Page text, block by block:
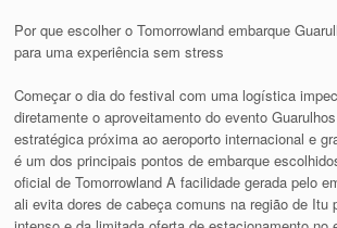
Por que escolher o Tomorrowland embarque
para uma experiência sem stress
Começar o dia do festival com uma logística
diretamente o aproveitamento do evento
estratégica próxima ao aeroporto internacional e
é um dos principais pontos de embarque
oficial de Tomorrowland A facilidade gerada pelo
ali evita dores de cabeça comuns na região de Itu